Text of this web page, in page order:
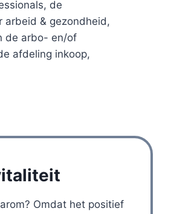
de
arbeid & gezondheid,
de arbo- en/of
afdeling inkoop,
Omdat het positief